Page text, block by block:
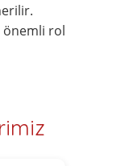
önemli rol